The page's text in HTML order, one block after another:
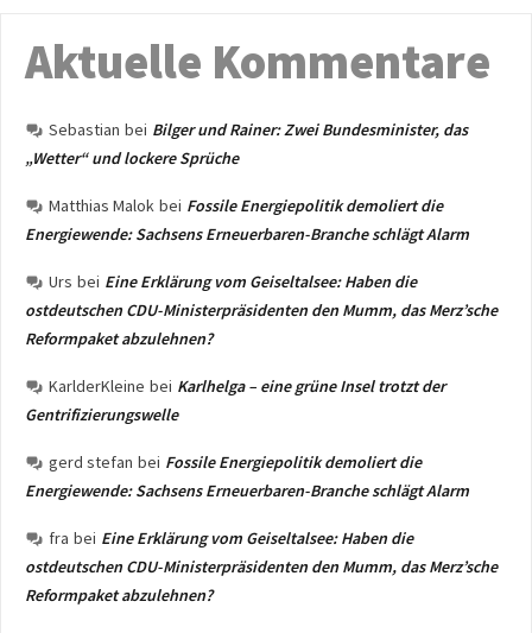
Aktuelle Kommentare
Sebastian bei Bilger und Rainer: Zwei Bundesminister, das
„Wetter“ und lockere Sprüche
Matthias Malok bei Fossile Energiepolitik demoliert die
Energiewende: Sachsens Erneuerbaren-Branche schlägt Alarm
Urs bei Eine Erklärung vom Geiseltalsee: Haben die
ostdeutschen CDU-Ministerpräsidenten den Mumm, das Merz’sche
Reformpaket abzulehnen?
KarlderKleine bei Karlhelga – eine grüne Insel trotzt der
Gentrifizierungswelle
gerd stefan bei Fossile Energiepolitik demoliert die
Energiewende: Sachsens Erneuerbaren-Branche schlägt Alarm
fra bei Eine Erklärung vom Geiseltalsee: Haben die
ostdeutschen CDU-Ministerpräsidenten den Mumm, das Merz’sche
Reformpaket abzulehnen?